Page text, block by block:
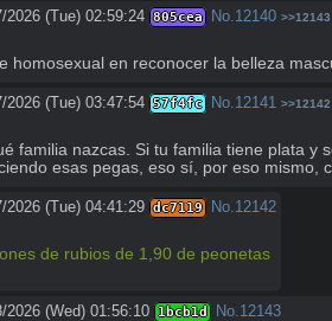
2026 (Tue) 02:59:24 805cea No. 12140 >>12143
homosexual en reconocer la belleza
2026 (Tue) 03:47:54 57f4fc No. 12141 >>12142
familia nazcas. Si tu familia tiene plata
esas pegas, eso sí, por eso mismo,
2026 (Tue) 04:41:29 dc7119 No. 12142
de rubios de 1,90 de peonetas
2026 (Wed) 01:56:10 1bcb1d No. 12143